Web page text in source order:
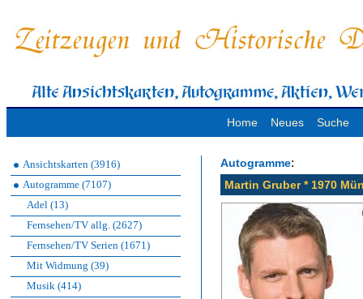
Home Neues Suche
Ansichtskarten (3916)
Autogramme (7107)
Adel (13)
Fernsehen/TV allg. (2627)
Fernsehen/TV Serien (1671)
Mit Widmung (39)
Musik (414)
Autogramme:
Martin Gruber * 1970